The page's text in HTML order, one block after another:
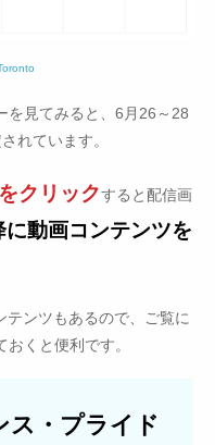
を見てみると、6月26～28
れています。
クリックすると配信画
動画コンテンツを
ンツもあるので、ご覧に
くと便利です。
ス・プライド